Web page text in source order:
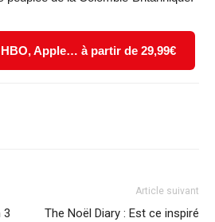
Apple… à partir de 29,99€
3
Article suivant
The Noël Diary : Est ce inspiré